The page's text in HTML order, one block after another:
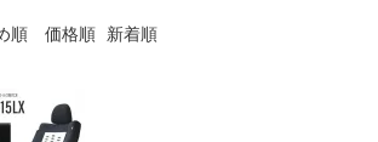
順 価格順 新着順